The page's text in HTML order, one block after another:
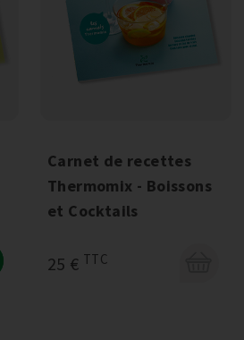
Carnet de recettes
Thermomix - Boissons
et Cocktails
25 € TTC